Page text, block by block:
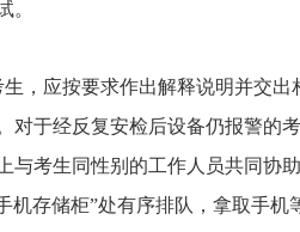
。
，应按要求作出解释说明并交出
对于经反复安检后设备仍报警的
考生同性别的工作人员共同协助
机存储柜”处有序排队，拿取手机